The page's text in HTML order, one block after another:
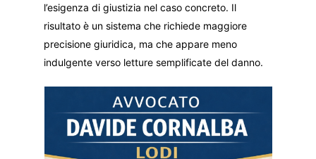
l’esigenza di giustizia nel caso concreto. Il
risultato è un sistema che richiede maggiore
precisione giuridica, ma che appare meno
indulgente verso letture semplificate del danno.